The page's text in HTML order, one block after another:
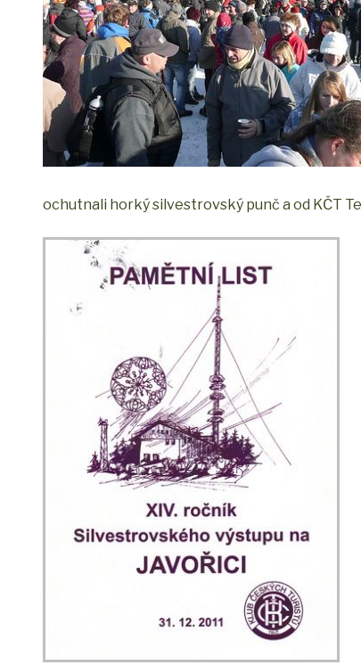
ochutnali horký silvestrovský punč a od KČT